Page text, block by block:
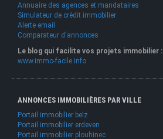
Annuaire des agences et mandataires
Simulateur de crédit immobilier
Alerte email
Comparateur d'annonces
Le blog qui facilite vos projets immobilier :
www.immo-facile.info
ANNONCES IMMOBILIÈRES PAR VILLE
Portail immobilier belz
Portail immobilier erdeven
Portail immobilier plouhinec